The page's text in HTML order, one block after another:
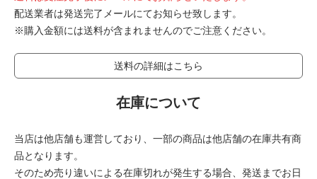
配送業者は発送完了メールにてお知らせ致します。
※購入金額には送料が含まれませんのでご注意ください。
送料の詳細はこちら
在庫について
当店は他店舗も運営しており、一部の商品は他店舗の在庫共有商
品となります。
そのため売り違いによる在庫切れが発生する場合、発送までお日